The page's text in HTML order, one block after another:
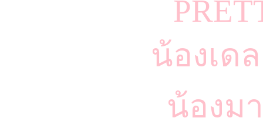
น้องเด
น้องม